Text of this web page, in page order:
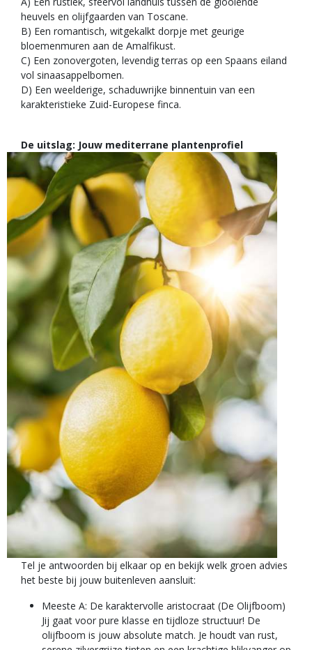
heuvels en olijfgaarden van Toscane.
B) Een romantisch, witgekalkt dorpje met geurige
bloemenmuren aan de Amalfikust.
C) Een zonovergoten, levendig terras op een Spaans eiland
vol sinaasappelbomen.
D) Een weelderige, schaduwrijke binnentuin van een
karakteristieke Zuid-Europese finca.
De uitslag: Jouw mediterrane plantenprofiel
Tel je antwoorden bij elkaar op en bekijk welk groen advies
het beste bij jouw buitenleven aansluit:
Meeste A: De karaktervolle aristocraat (De Olijfboom)
Jij gaat voor pure klasse en tijdloze structuur! De
olijfboom is jouw absolute match. Je houdt van rust,